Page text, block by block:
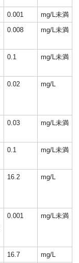
0.001
mg/L未満
0.008 mg/L未満
0.1 mg/L未満
0.02 mg/L
0.03 mg/L未満
0.1 mg/L未満
16.2 mg/L
0.001 mg/L未満
16.7
mg/L